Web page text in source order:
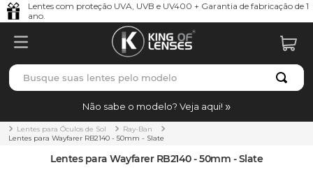
Lentes com proteção UVA, UVB e UV400 + Garantia de fabricação de 1
ano.
Busque suas lentes pelo modelo
Não sabe o modelo? Veja aqui!
Lentes para Óculos de Sol
Ray-Ban
Lentes para Wayfarer RB2140 - 50mm - Slate
Lentes para Wayfarer RB2140 - 50mm - Slate
TERMOS MAIS BUSCADOS
1º borrachas
holbrook